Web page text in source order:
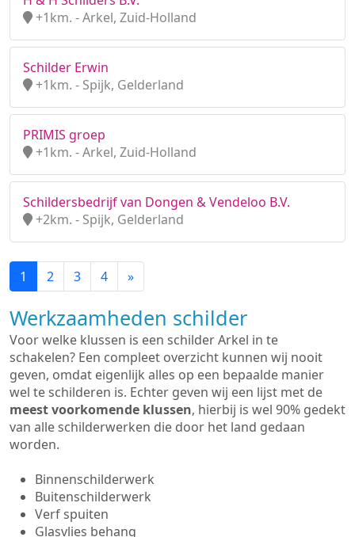
+1km. - Arkel, Zuid-Holland
Schilder Erwin
+1km. - Spijk, Gelderland
PRIMIS groep
+1km. - Arkel, Zuid-Holland
Schildersbedrijf van Dongen & Vendeloo B.V.
+2km. - Spijk, Gelderland
1 2 3 4 »
Werkzaamheden schilder
Voor welke klussen is een schilder Arkel in te
schakelen? Een compleet overzicht kunnen wij nooit
geven, omdat eigenlijk alles op een bepaalde manier
wel te schilderen is. Echter geven wij een lijst met de
meest voorkomende klussen, hierbij is wel 90% gedekt
van alle schilderwerken die door het land gedaan
worden.
Binnenschilderwerk
Buitenschilderwerk
Verf spuiten
Glasvlies behang